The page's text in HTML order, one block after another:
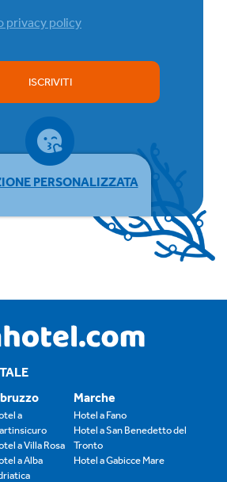
privacy policy
ISCRIVITI
PERSONALIZZATA
a
a Villa Rosa
a Alba
Marche
Hotel a Fano
Hotel a San Benedetto del
Tronto
Hotel a Gabicce Mare